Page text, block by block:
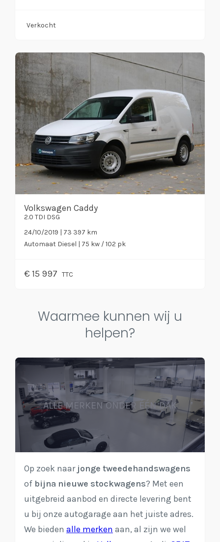
Verkocht
Volkswagen Caddy
2.0 TDI DSG
24/10/2019 | 73 397 km
Automaat Diesel | 75 kw / 102 pk
€ 15 997 TTC
Waarmee kunnen wij u
helpen?
ALLE MERKEN ONDER ÉÉN DAK
Op zoek naar jonge tweedehandswagens
of bijna nieuwe stockwagens? Met een
uitgebreid aanbod en directe levering bent
u bij onze autogarage aan het juiste adres.
We bieden alle merken aan, al zijn we wel